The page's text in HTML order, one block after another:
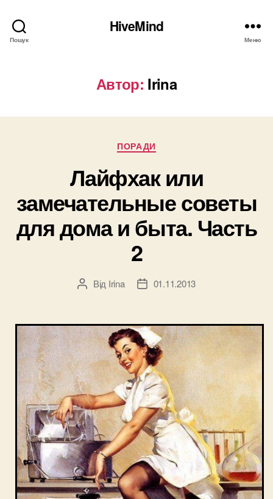
Пошук
HiveMind
Меню
Автор: Irina
Категорії
ПОРАДИ
Лайфхак или
замечательные советы
для дома и быта. Часть
2
Автор
Від Irina
Дата01.11.2013